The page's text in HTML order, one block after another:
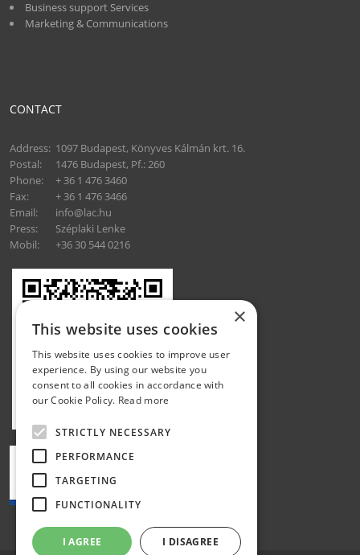
Business support Services
Marketing & Communications
CONTACT
Address: 1097 Budapest, Könyves Kálmán krt. 16.
Postal:
1476 Budapest, Pf.: 260
Phone:
+ 36 1 476 3460
Fax:
+ 36 1 476 3466
Email:
info@lac.hu
Press:
Széplaki Lenke
Mobil:
+36 30 544 0216
×
This website uses cookies
This website uses cookies to improve user
experience. By using our website you
consent to all cookies in accordance with
our Cookie Policy. Read more
STRICTLY NECESSARY
PERFORMANCE
TARGETING
FUNCTIONALITY
I AGREE I DISAGREE